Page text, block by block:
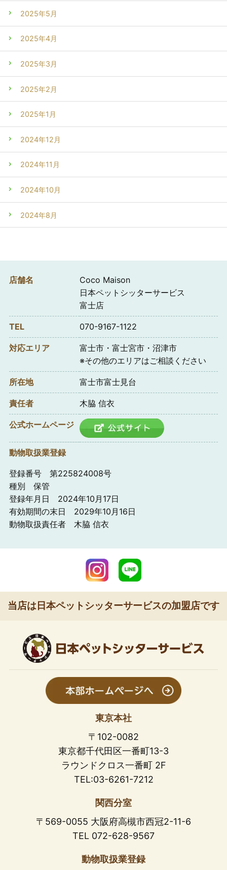
2025年5月
2025年4月
2025年3月
2025年2月
2025年1月
2024年12月
2024年11月
2024年10月
2024年8月
店舗名
Coco Maison
日本ペットシッターサービス
富士店
TEL 070-9167-1122
対応エリア
富士市・富士宮市・沼津市
※その他のエリアはご相談ください
所在地 富士市富士見台
責任者 木脇 信衣
公式ホームページ
動物取扱業登録
登録番号 第225824008号
種別 保管
登録年月日 2024年10月17日
有効期間の末日 2029年10月16日
動物取扱責任者 木脇 信衣
当店は日本ペットシッターサービスの加盟店です
東京本社
〒102-0082
東京都千代田区一番町13-3
ラウンドクロス一番町 2F
TEL:03-6261-7212
関西分室
〒569-0055 大阪府高槻市西冠2-11-6
TEL 072-628-9567
動物取扱業登録